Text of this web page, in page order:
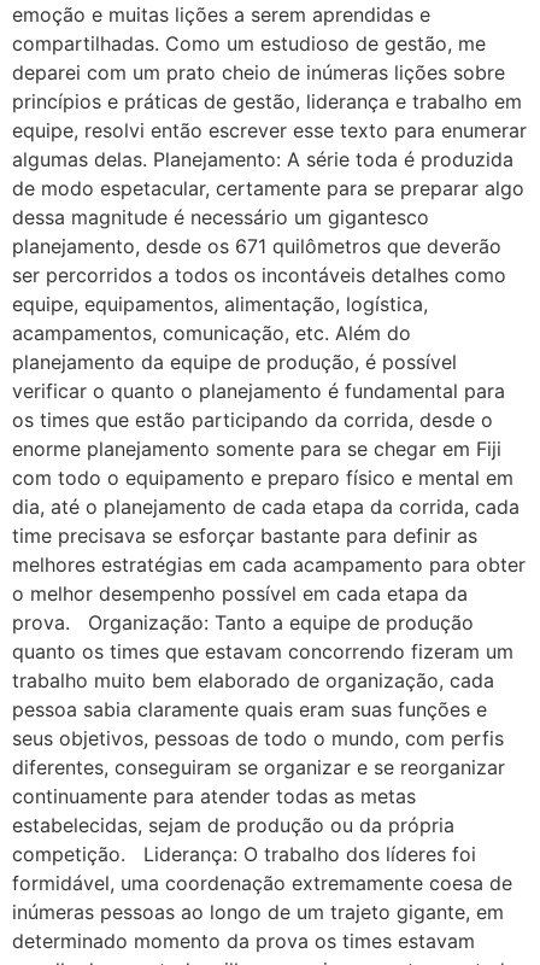
emoção e muitas lições a serem aprendidas e
compartilhadas. Como um estudioso de gestão, me
deparei com um prato cheio de inúmeras lições sobre
princípios e práticas de gestão, liderança e trabalho em
equipe, resolvi então escrever esse texto para enumerar
algumas delas. Planejamento: A série toda é produzida
de modo espetacular, certamente para se preparar algo
dessa magnitude é necessário um gigantesco
planejamento, desde os 671 quilômetros que deverão
ser percorridos a todos os incontáveis detalhes como
equipe, equipamentos, alimentação, logística,
acampamentos, comunicação, etc. Além do
planejamento da equipe de produção, é possível
verificar o quanto o planejamento é fundamental para
os times que estão participando da corrida, desde o
enorme planejamento somente para se chegar em Fiji
com todo o equipamento e preparo físico e mental em
dia, até o planejamento de cada etapa da corrida, cada
time precisava se esforçar bastante para definir as
melhores estratégias em cada acampamento para obter
o melhor desempenho possível em cada etapa da
prova. Organização: Tanto a equipe de produção
quanto os times que estavam concorrendo fizeram um
trabalho muito bem elaborado de organização, cada
pessoa sabia claramente quais eram suas funções e
seus objetivos, pessoas de todo o mundo, com perfis
diferentes, conseguiram se organizar e se reorganizar
continuamente para atender todas as metas
estabelecidas, sejam de produção ou da própria
competição. Liderança: O trabalho dos líderes foi
formidável, uma coordenação extremamente coesa de
inúmeras pessoas ao longo de um trajeto gigante, em
determinado momento da prova os times estavam